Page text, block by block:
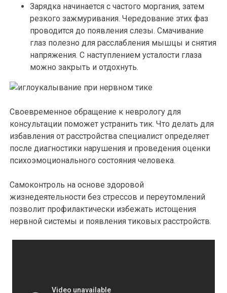
Зарядка начинается с частого моргания, затем
резкого зажмуривания. Чередование этих фаз
проводится до появления слезы. Смачивание
глаз полезно для расслабления мышцы и снятия
напряжения. С наступлением усталости глаза
можно закрыть и отдохнуть.
Своевременное обращение к неврологу для
консультации поможет устранить тик. Что делать для
избавления от расстройства специалист определяет
после диагностики нарушения и проведения оценки
психоэмоционального состояния человека.
Самоконтроль на основе здоровой
жизнедеятельности без стрессов и переутомлений
позволит профилактически избежать истощения
нервной системы и появления тиковых расстройств.